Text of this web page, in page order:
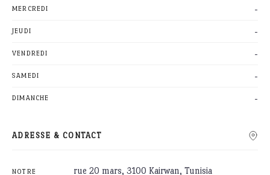
MERCREDI -
JEUDI -
VENDREDI -
SAMEDI -
DIMANCHE -
ADRESSE & CONTACT
NOTRE
rue 20 mars, 3100 Kairwan, Tunisia